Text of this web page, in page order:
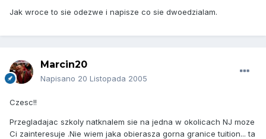
Jak wroce to sie odezwe i napisze co sie dwoedzialam.
Marcin20
Napisano 20 Listopada 2005
Czesc!!
Przegladajac szkoly natknalem sie na jedna w okolicach NJ moze
Ci zainteresuje .Nie wiem jaka obierasza gorna granice tuition... ta